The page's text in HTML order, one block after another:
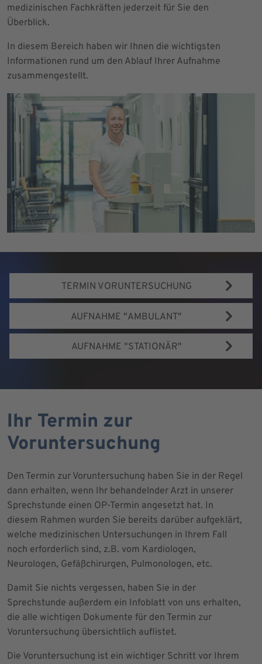
medizinischen Fachkräften jederzeit für Sie den
Überblick.
In diesem Bereich haben wir Ihnen die wichtigsten
Informationen rund um den Ablauf Ihrer Aufnahme
zusammengestellt.
TERMIN VORUNTERSUCHUNG
AUFNAHME "AMBULANT"
AUFNAHME "STATIONÄR"
Ihr Termin zur
Voruntersuchung
Den Termin zur Voruntersuchung haben Sie in der Regel
dann erhalten, wenn Ihr behandelnder Arzt in unserer
Sprechstunde einen OP-Termin angesetzt hat. In
diesem Rahmen wurden Sie bereits darüber aufgeklärt,
welche medizinischen Untersuchungen in Ihrem Fall
noch erforderlich sind, z.B. vom Kardiologen,
Neurologen, Gefäßchirurgen, Pulmonologen, etc.
Damit Sie nichts vergessen, haben Sie in der
Sprechstunde außerdem ein Infoblatt von uns erhalten,
die alle wichtigen Dokumente für den Termin zur
Voruntersuchung übersichtlich auflistet.
Die Voruntersuchung ist ein wichtiger Schritt vor Ihrem